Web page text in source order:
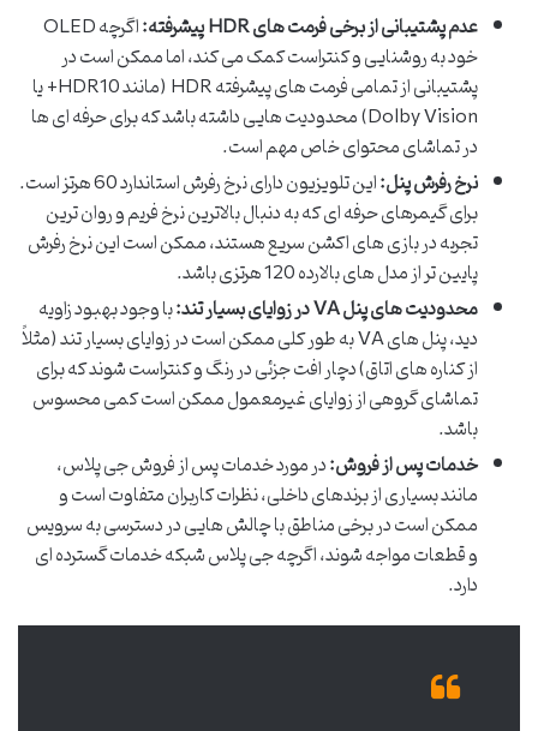
عدم پشتیبانی از برخی فرمت های HDR پیشرفته:
اگرچه QLED
خود به روشنایی و کنتراست کمک می کند، اما ممکن است در
پشتیبانی از تمامی فرمت های پیشرفته HDR (مانند HDR10+ یا
Dolby Vision) محدودیت هایی داشته باشد که برای حرفه ای ها
در تماشای محتوای خاص مهم است.
نرخ رفرش پنل:
این تلویزیون دارای نرخ رفرش استاندارد 60 هرتز است.
برای گیمرهای حرفه ای که به دنبال بالاترین نرخ فریم و روان ترین
تجربه در بازی های اکشن سریع هستند، ممکن است این نرخ رفرش
پایین تر از مدل های بالارده 120 هرتزی باشد.
محدودیت های پنل VA در زوایای بسیار تند:
با وجود بهبود زاویه
دید، پنل های VA به طور کلی ممکن است در زوایای بسیار تند (مثلاً
از کناره های اتاق) دچار افت جزئی در رنگ و کنتراست شوند که برای
تماشای گروهی از زوایای غیرمعمول ممکن است کمی محسوس
باشد.
خدمات پس از فروش:در مورد خدمات پس از فروش جی پلاس،
مانند بسیاری از برندهای داخلی، نظرات کاربران متفاوت است و
ممکن است در برخی مناطق با چالش هایی در دسترسی به سرویس
و قطعات مواجه شوند، اگرچه جی پلاس شبکه خدمات گسترده ای
دارد.